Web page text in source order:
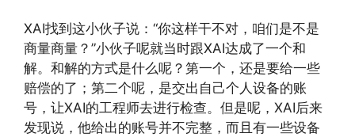
XAI找到这小伙子说：“你这样干不对，咱们是不是
商量商量？”小伙子呢就当时跟XAI达成了一个和
解。和解的方式是什么呢？第一个，还是要给一些
赔偿的了；第二个呢，是交出自己个人设备的账
号，让XAI的工程师去进行检查。但是呢，XAI后来
发现说，他给出的账号并不完整，而且有一些设备